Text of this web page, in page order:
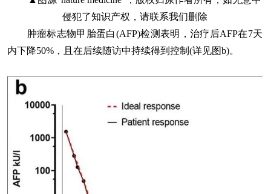
侵犯了知识产权，请联系我们删除
肿瘤标志物甲胎蛋白(AFP)检测表明，治疗后AFP在7天
内下降50%，且在后续随访中持续得到控制(详见图b)。